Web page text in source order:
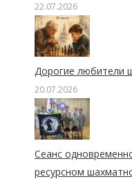
22.07.2026
Дорогие любители
20.07.2026
Сеанс
ресурсном